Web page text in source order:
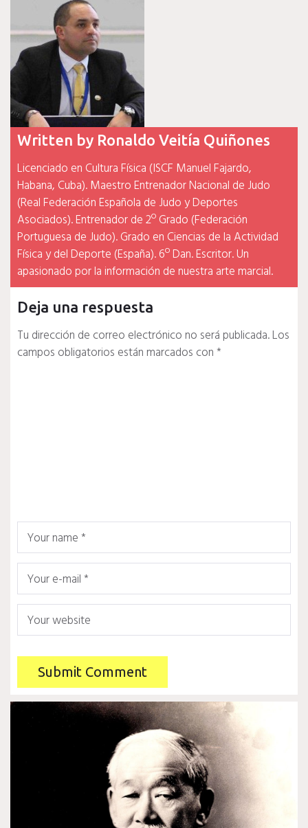
Written by Ronaldo Veitía Quiñones
Licenciado en Cultura Física (ISCF Manuel Fajardo,
Habana, Cuba). Maestro Entrenador Nacional de Judo
(Real Federación Española de Judo y Deportes
Asociados). Entrenador de 2º Grado (Federación
Portuguesa de Judo). Grado en Ciencias de la Actividad
Física y del Deporte (España). 6º Dan. Escritor. Un
apasionado por la información de nuestra arte marcial.
Deja una respuesta
Tu dirección de correo electrónico no será publicada.Los
campos obligatorios están marcados con*